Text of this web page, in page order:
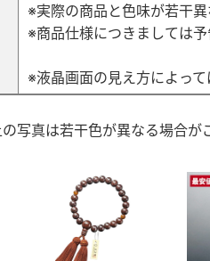
※実際の商品と色味が若干異
※商品仕様につきましては
※液晶画面の見え方によっ
写真は若干色が異なる場合が